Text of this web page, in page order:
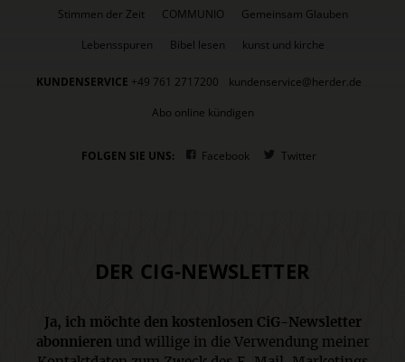
Stimmen der Zeit
COMMUNIO
Gemeinsam Glauben
Lebensspuren
Bibel lesen kunst und kirche
KUNDENSERVICE +49 761 2717200
kundenservice@herder.de
Abo online kündigen
FOLGEN SIE UNS: Facebook Twitter
DER CIG-NEWSLETTER
Ja, ich möchte den kostenlosen CiG-Newsletter
abonnierenund willige in die Verwendung meiner